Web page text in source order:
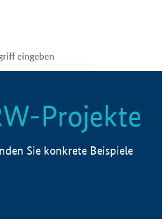
Projekte
Sie konkrete Beispiele